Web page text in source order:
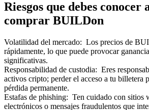
Riesgos que debes conocer
comprar BUILDon
Volatilidad del mercado: Los precios de
rápidamente, lo que puede provocar
significativas.
Responsabilidad de custodia: Eres
activos cripto; perder el acceso a tu billetera
pérdida permanente.
Estafas de phishing: Ten cuidado con sitios
electrónicos o mensajes fraudulentos que